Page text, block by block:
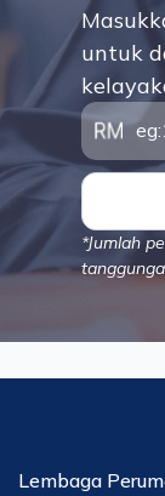
untuk
*Jumlah
Lembaga